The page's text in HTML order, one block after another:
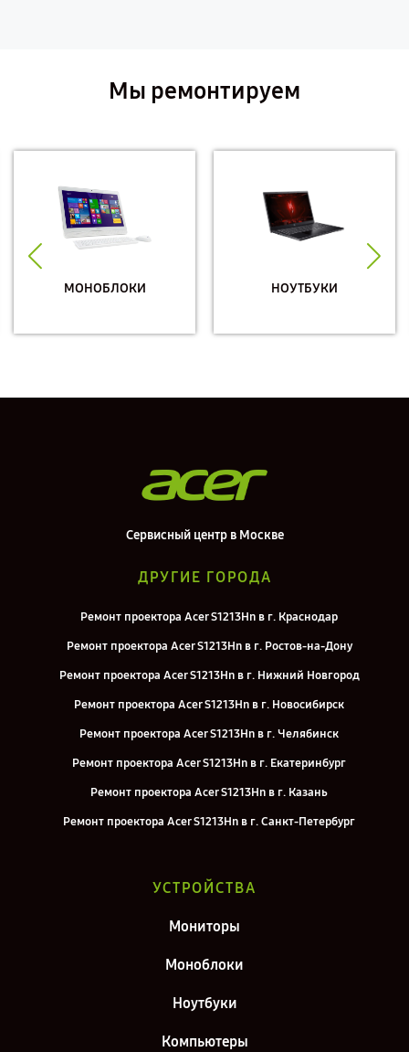
Мы ремонтируем
МОНОБЛОКИ НОУТБУКИ
Сервисный центр в Москве
ДРУГИЕ ГОРОДА
Ремонт проектора Acer S1213Hn в г. Краснодар
Ремонт проектора Acer S1213Hn в г. Ростов-на-Дону
Ремонт проектора Acer S1213Hn в г. Нижний Новгород
Ремонт проектора Acer S1213Hn в г. Новосибирск
Ремонт проектора Acer S1213Hn в г. Челябинск
Ремонт проектора Acer S1213Hn в г. Екатеринбург
Ремонт проектора Acer S1213Hn в г. Казань
Ремонт проектора Acer S1213Hn в г. Санкт-Петербург
УСТРОЙСТВА
Мониторы
Моноблоки
Ноутбуки
Компьютеры